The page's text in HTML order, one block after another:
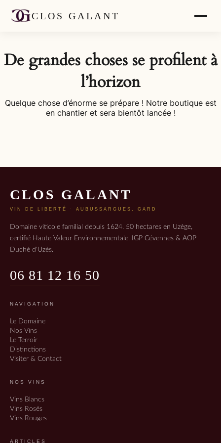
CLOS GALANT
De grandes choses se profilent à
l’horizon
Quelque chose d’énorme se prépare ! Notre boutique est
en chantier et sera bientôt lancée !
CLOS GALANT
VIN DE LIBERTÉ · AUBUSSARGUES, GARD
Domaine viticole familial depuis 1624. 50 hectares en Uzège,
certifié Haute Valeur Environnementale. IGP Cévennes & AOP
Duché d'Uzès.
06 81 12 16 50
NAVIGATION
Le Domaine
Nos Vins
Le Terroir
Distinctions
Visiter & Contact
NOS VINS
Vins Blancs
Vins Rosés
Vins Rouges
ARTICLES